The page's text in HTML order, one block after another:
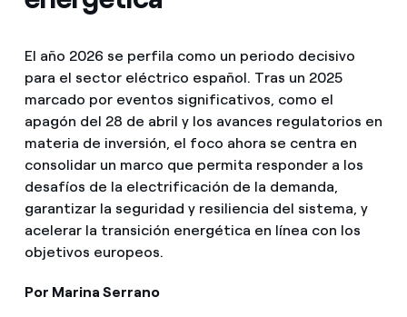
¿Cómo ver mis facturas de Endesa?
¿Cómo cambiar el titular del contrato?
¿Has recibido una oferta para cambiar de
compañía?
Ofertas para autónomos y Pymes
¿Gestionas varias comunidades de propietarios?
Climatización
Te ayudamos
Compromiso
Blog
El año 2026 se perfila como un periodo decisivo
para el sector eléctrico español. Tras un 2025
marcado por eventos significativos, como el
apagón del 28 de abril y los avances regulatorios en
materia de inversión, el foco ahora se centra en
consolidar un marco que permita responder a los
desafíos de la electrificación de la demanda,
garantizar la seguridad y resiliencia del sistema, y
acelerar la transición energética en línea con los
objetivos europeos.
Por Marina Serrano